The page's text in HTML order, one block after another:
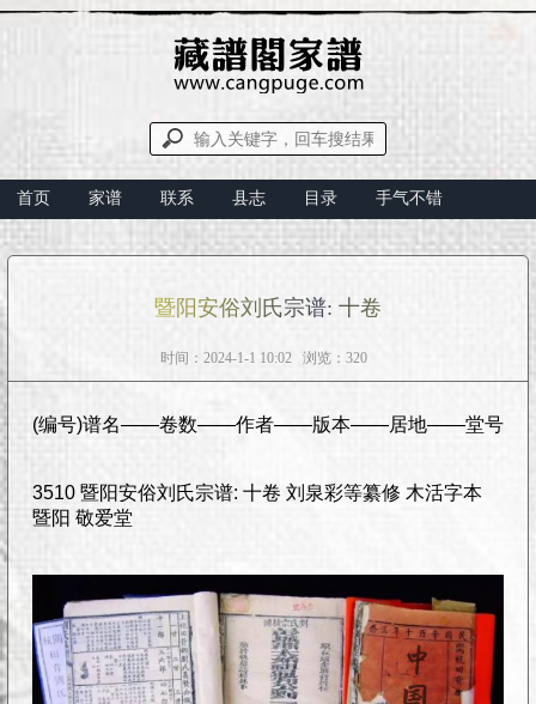
首页 家谱 联系 县志 目录 手气不错
暨阳安俗刘氏宗谱: 十卷
时间：2024-1-1 10:02 浏览：320
(编号)谱名——卷数——作者——版本——居地——堂号
3510 暨阳安俗刘氏宗谱: 十卷 刘泉彩等纂修 木活字本
暨阳 敬爱堂